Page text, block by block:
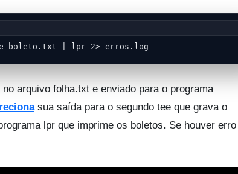
boleto.txt | lpr 2> erros.log
arquivo folha.txt e enviado para o programa
sua saída para o segundo tee que grava o
lpr que imprime os boletos. Se houver